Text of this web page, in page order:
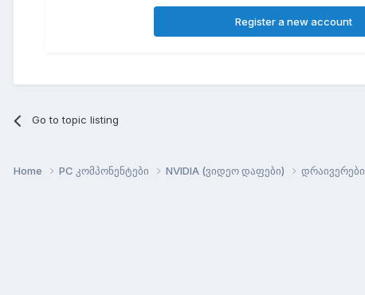
Register a new account
Go to topic listing
Home PC კომპონენტები NVIDIA (ვიდეო დაფები) დრაივერები